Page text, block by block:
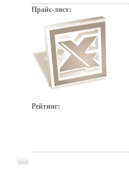
Прайс-лист:
Рейтинг: